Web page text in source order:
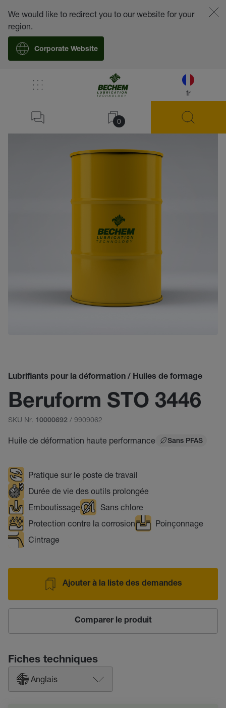
fr
0
We would like to redirect you to our website for your
region.
Corporate Website
Lubrifiants pour la déformation / Huiles de formage
Beruform STO 3446
SKU Nr. 10000692 / 9909062
Huile de déformation haute performance Sans PFAS
Pratique sur le poste de travail
Durée de vie des outils prolongée
Emboutissage
Sans chlore
Protection contre la corrosion
Poinçonnage
Cintrage
Ajouter à la liste des demandes
Comparer le produit
Fiches techniques
Anglais